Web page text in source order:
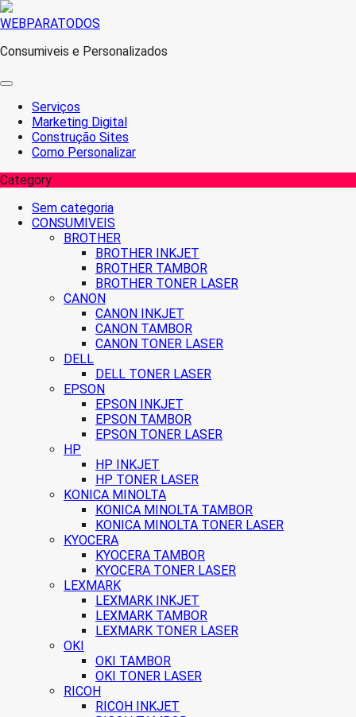
Skip
content
WEBPARATODOS
Consumiveis e Personalizados
Serviços
Marketing Digital
Construção Sites
Como Personalizar
Category
Sem categoria
CONSUMIVEIS
BROTHER
BROTHER INKJET
BROTHER TAMBOR
BROTHER TONER LASER
CANON
CANON INKJET
CANON TAMBOR
CANON TONER LASER
DELL
DELL TONER LASER
EPSON
EPSON INKJET
EPSON TAMBOR
EPSON TONER LASER
HP
HP INKJET
HP TONER LASER
KONICA MINOLTA
KONICA MINOLTA TAMBOR
KONICA MINOLTA TONER LASER
KYOCERA
KYOCERA TAMBOR
KYOCERA TONER LASER
LEXMARK
LEXMARK INKJET
LEXMARK TAMBOR
LEXMARK TONER LASER
OKI
OKI TAMBOR
OKI TONER LASER
RICOH
RICOH INKJET